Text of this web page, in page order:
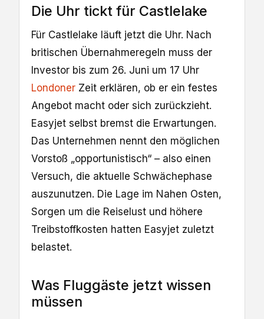
Die Uhr tickt für Castlelake
Für Castlelake läuft jetzt die Uhr. Nach
britischen Übernahmeregeln muss der
Investor bis zum 26. Juni um 17 Uhr
Londoner Zeit erklären, ob er ein festes
Angebot macht oder sich zurückzieht.
Easyjet selbst bremst die Erwartungen.
Das Unternehmen nennt den möglichen
Vorstoß „opportunistisch“ – also einen
Versuch, die aktuelle Schwächephase
auszunutzen. Die Lage im Nahen Osten,
Sorgen um die Reiselust und höhere
Treibstoffkosten hatten Easyjet zuletzt
belastet.
Was Fluggäste jetzt wissen
müssen